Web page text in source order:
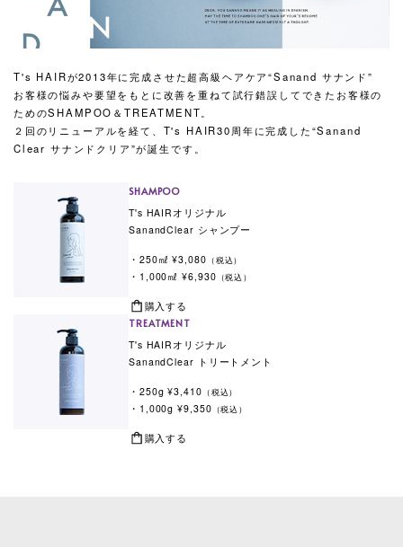
T's HAIRが2013年に完成させた超高級ヘアケア“Sanand サナンド”
お客様の悩みや要望をもとに改善を重ねて試行錯誤してできたお客様の
ためのSHAMPOO＆TREATMENT。
２回のリニューアルを経て、T's HAIR30周年に完成した“Sanand
Clear サナンドクリア”が誕生です。
SHAMPOO
T's HAIRオリジナル
SanandClear シャンプー
・250㎖ ¥3,080 （税込）
・1,000㎖ ¥6,930 （税込）
購入する
TREATMENT
T's HAIRオリジナル
SanandClear トリートメント
・250g ¥3,410 （税込）
・1,000g ¥9,350 （税込）
購入する